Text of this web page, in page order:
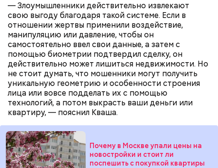
— Злоумышленники действительно извлекают
свою выгоду благодаря такой системе. Если в
отношении жертвы применили воздействие,
манипуляцию или давление, чтобы он
самостоятельно ввел свои данные, а затем с
помощью биометрии подтвердил сделку, он
действительно может лишиться недвижимости. Но
не стоит думать, что мошенники могут получить
уникальную геометрию и особенности строения
лица или вовсе подделать их с помощью
технологий, а потом выкрасть ваши деньги или
квартиру, — пояснил Кваша.
Почему в Москве упали цены на
новостройки и стоит ли
поспешить с покупкой квартиры
Противень ставится в духовку, разогретую до 180–
190 градусов. Спагетти из кабачка нужно запекать
25–30 минут.
Также не нужно есть дыню до корки, потому что
именно там скапливаются нитраты. И важно
тщательно ее мыть, чтобы не отравиться, добавила
собеседница «ВМ».